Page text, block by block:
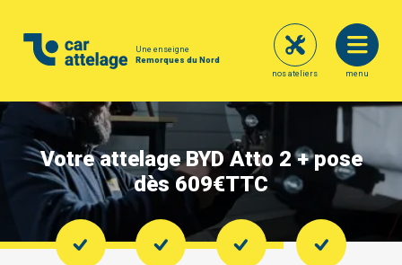
Une enseigne
Remorques du Nord
menu
nos ateliers
Votre attelage BYD Atto 2 + pose
dès 609€TTC